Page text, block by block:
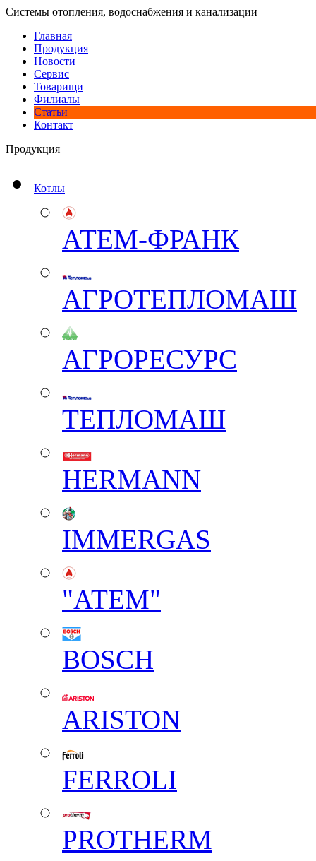
Системы отопления, водоснабжения и канализации
Главная
Продукция
Новости
Сервис
Товарищи
Филиалы
Статьи
Контакт
Продукция
Котлы
АТЕМ-ФРАНК
АГРОТЕПЛОМАШ
АГРОРЕСУРС
ТЕПЛОМАШ
HERMANN
IMMERGAS
"АТЕМ"
BOSCH
ARISTON
FERROLI
PROTHERM